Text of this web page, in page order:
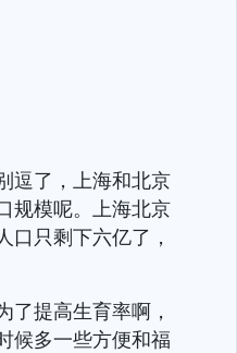
逗了，上海和北京
规模呢。上海北京
口只剩下六亿了，
了提高生育率啊，
候多一些方便和福